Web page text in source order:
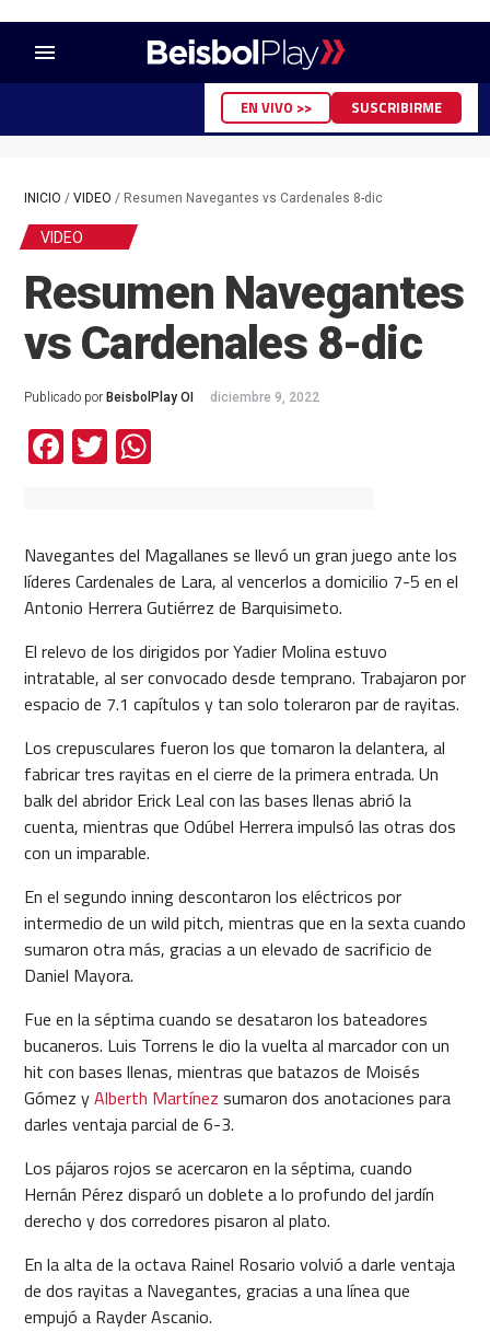
menu
EN VIVO >> SUSCRIBIRME
INICIO / VIDEO / Resumen Navegantes vs Cardenales 8-dic
VIDEO
Resumen Navegantes
vs Cardenales 8-dic
Publicado por BeisbolPlay OI diciembre 9, 2022
Facebook
TwitterWhatsApp
Navegantes del Magallanes se llevó un gran juego ante los
líderes Cardenales de Lara, al vencerlos a domicilio 7-5 en el
Antonio Herrera Gutiérrez de Barquisimeto.
El relevo de los dirigidos por Yadier Molina estuvo
intratable, al ser convocado desde temprano. Trabajaron por
espacio de 7.1 capítulos y tan solo toleraron par de rayitas.
Los crepusculares fueron los que tomaron la delantera, al
fabricar tres rayitas en el cierre de la primera entrada. Un
balk del abridor Erick Leal con las bases llenas abrió la
cuenta, mientras que Odúbel Herrera impulsó las otras dos
con un imparable.
En el segundo inning descontaron los eléctricos por
intermedio de un wild pitch, mientras que en la sexta cuando
sumaron otra más, gracias a un elevado de sacrificio de
Daniel Mayora.
Fue en la séptima cuando se desataron los bateadores
bucaneros. Luis Torrens le dio la vuelta al marcador con un
hit con bases llenas, mientras que batazos de Moisés
Gómez yAlberth Martínez sumaron dos anotaciones para
darles ventaja parcial de 6-3.
Los pájaros rojos se acercaron en la séptima, cuando
Hernán Pérez disparó un doblete a lo profundo del jardín
derecho y dos corredores pisaron al plato.
En la alta de la octava Rainel Rosario volvió a darle ventaja
de dos rayitas a Navegantes, gracias a una línea que
empujó a Rayder Ascanio.